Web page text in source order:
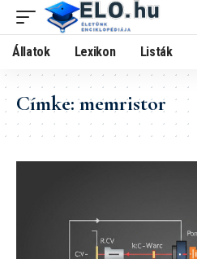
Állatok Lexikon Listák
Címke:memristor